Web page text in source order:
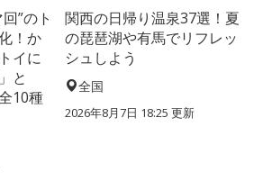
”のト
！か
イに
と
10種
関西の日帰り温泉37選！夏
の琵琶湖や有馬でリフレッ
シュしよう
全国
2026年8月7日 18:25 更新